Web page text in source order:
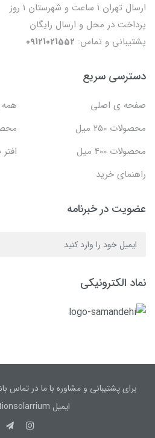
ارسال تهران 1 ساعت و شهرستان 1 روز
پرداخت در محل و ارسال رایگان
پشتیبانی و تماس: 09121021552
دسترسی سریع
صفحه ی اصلی
محصولات 250 میل
محصولات 400 میل
راهنمای خرید
عضویت در خبرنامه
نماد الکترونیکی
برای پشتیبانی و مشاوره با ما در تماس باشد.
ایمیل inf0@lotionsolarrium